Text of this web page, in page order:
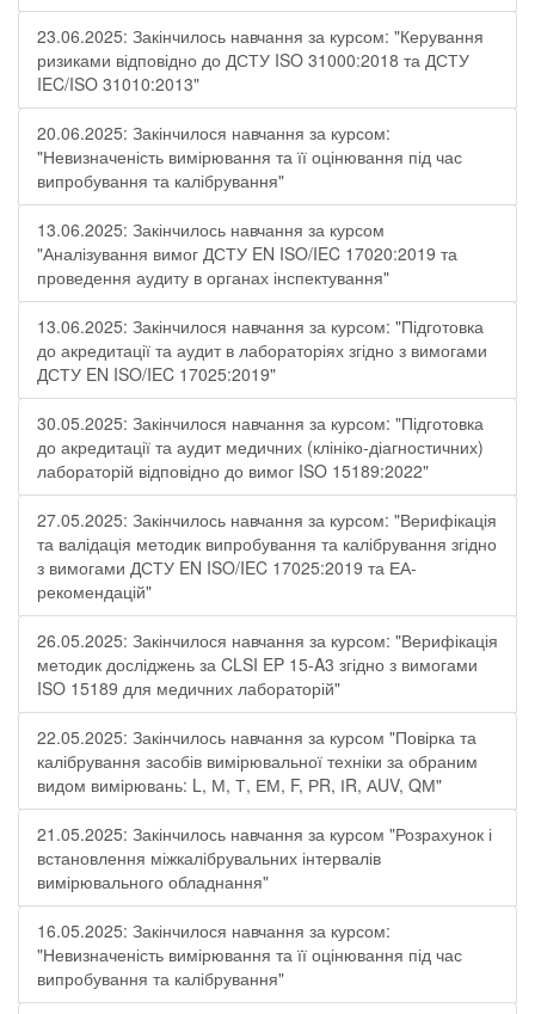
23.06.2025: Закінчилось навчання за курсом: "Керування
ризиками відповідно до ДСТУ ISO 31000:2018 та ДСТУ
IEC/ISO 31010:2013"
20.06.2025: Закінчилося навчання за курсом:
"Невизначеність вимірювання та її оцінювання під час
випробування та калібрування"
13.06.2025: Закінчилось навчання за курсом
"Аналізування вимог ДСТУ EN ISO/IEC 17020:2019 та
проведення аудиту в органах інспектування"
13.06.2025: Закінчилося навчання за курсом: "Підготовка
до акредитації та аудит в лабораторіях згідно з вимогами
ДСТУ EN ISO/IEC 17025:2019"
30.05.2025: Закінчилося навчання за курсом: "Підготовка
до акредитації та аудит медичних (клініко-діагностичних)
лабораторій відповідно до вимог ISO 15189:2022"
27.05.2025: Закінчилось навчання за курсом: "Верифікація
та валідація методик випробування та калібрування згідно
з вимогами ДСТУ EN ISO/IEC 17025:2019 та ЕА-
рекомендацій"
26.05.2025: Закінчилося навчання за курсом: "Верифікація
методик досліджень за CLSI EP 15-A3 згідно з вимогами
ISO 15189 для медичних лабораторій"
22.05.2025: Закінчилось навчання за курсом "Повірка та
калібрування засобів вимірювальної техніки за обраним
видом вимірювань: L, М, Т, ЕМ, F, РR, ІR, АUV, QМ"
21.05.2025: Закінчилось навчання за курсом "Розрахунок і
встановлення міжкалібрувальних інтервалів
вимірювального обладнання"
16.05.2025: Закінчилося навчання за курсом:
"Невизначеність вимірювання та її оцінювання під час
випробування та калібрування"